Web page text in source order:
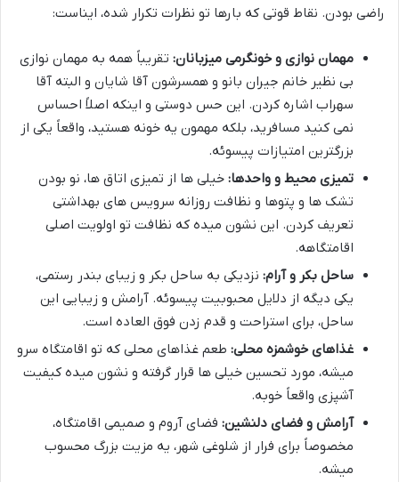
راضی بودن. نقاط قوتی که بارها تو نظرات تکرار شده، ایناست:
مهمان نوازی و خونگرمی میزبانان: تقریباً همه به مهمان نوازی
بی نظیر خانم جیران بانو و همسرشون آقا شایان و البته آقا
سهراب اشاره کردن. این حس دوستی و اینکه اصلاً احساس
نمی کنید مسافرید، بلکه مهمون یه خونه هستید، واقعاً یکی از
بزرگترین امتیازات پیسوئه.
تمیزی محیط و واحدها: خیلی ها از تمیزی اتاق ها، نو بودن
تشک ها و پتوها و نظافت روزانه سرویس های بهداشتی
تعریف کردن. این نشون میده که نظافت تو اولویت اصلی
اقامتگاهه.
ساحل بکر و آرام: نزدیکی به ساحل بکر و زیبای بندر رستمی،
یکی دیگه از دلایل محبوبیت پیسوئه. آرامش و زیبایی این
ساحل، برای استراحت و قدم زدن فوق العاده است.
غذاهای خوشمزه محلی: طعم غذاهای محلی که تو اقامتگاه سرو
میشه، مورد تحسین خیلی ها قرار گرفته و نشون میده کیفیت
آشپزی واقعاً خوبه.
آرامش و فضای دلنشین: فضای آروم و صمیمی اقامتگاه،
مخصوصاً برای فرار از شلوغی شهر، یه مزیت بزرگ محسوب
میشه.